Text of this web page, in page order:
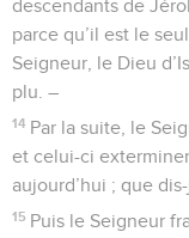
descendants de
parce qu’il est le
Seigneur, le Dieu
plu. –
14 Par la suite, le
et celui-ci
aujourd’hui ; que
15 Puis le Seigneur